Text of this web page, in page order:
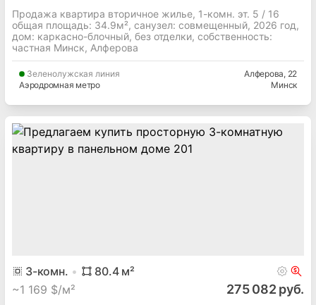
Продажа квартира вторичное жилье, 1-комн. эт. 5 / 16
общая площадь: 34.9м², cанузел: совмещенный, 2026 год,
дом: каркасно-блочный, без отделки, собственность:
частная Минск, Алферова
Зеленолужская линия
Аэродромная метро
Алферова, 22
Минск
3-комн. 80.4м²
~1 169 $/м² 275 082 руб.